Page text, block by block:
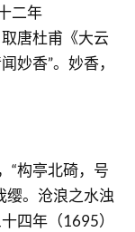
二年
唐杜甫《大云
妙香”。妙香，
“构亭北碕，号
缨。沧浪之水浊
四年（1695）